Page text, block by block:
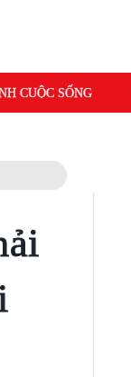
CUỘC SỐNG